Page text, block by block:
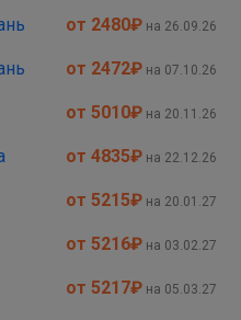
от 2480₽ на 26.09.26
от 2472₽ на 07.10.26
от 5010₽ на 20.11.26
от 4835₽ на 22.12.26
от 5215₽ на 20.01.27
от 5216₽ на 03.02.27
от 5217₽ на 05.03.27